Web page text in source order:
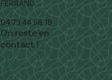
FERRAND
04 73 44 56 18
On reste en
contact !